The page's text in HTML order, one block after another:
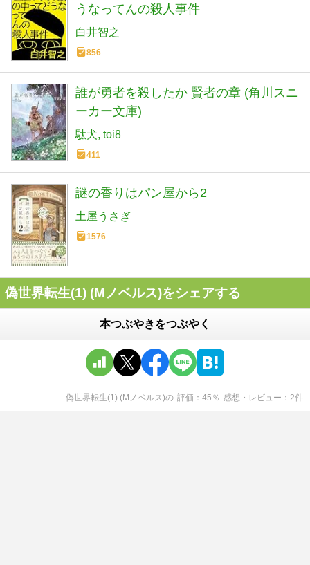
うなってんの殺人事件
白井智之
856
誰が勇者を殺したか 賢者の章 (角川スニ
ーカー文庫)
駄犬 toi8
411
謎の香りはパン屋から2
土屋うさぎ
1576
偽世界転生(1) (Mノベルス)をシェアする
本つぶやきをつぶやく
偽世界転生(1) (Mノベルス)の 評価 45 ％ 感想・レビュー 2件